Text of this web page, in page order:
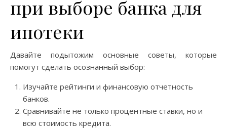
при выборе банка для
ипотеки
Давайте подытожим основные советы, которые
помогут сделать осознанный выбор:
Изучайте рейтинги и финансовую отчетность
банков.
Сравнивайте не только процентные ставки, но и
всю стоимость кредита.